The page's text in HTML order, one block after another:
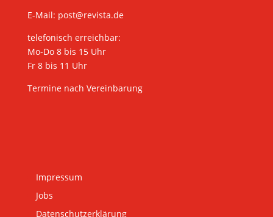
E-Mail: post@revista.de
telefonisch erreichbar:
Mo-Do 8 bis 15 Uhr
Fr 8 bis 11 Uhr
Termine nach Vereinbarung
Impressum
Jobs
Datenschutzerklärung